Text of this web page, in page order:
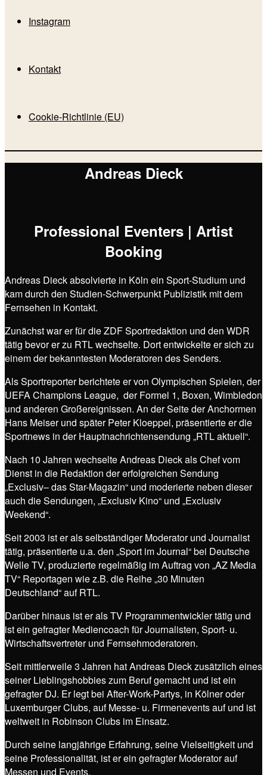
Instagram
Kontakt
Cookie-Richtlinie (EU)
Andreas Dieck
Professional Eventers | Artist
Booking
Andreas Dieck absolvierte in Köln ein Sport-Studium und
kam durch den Studien-Schwerpunkt Publizistik mit dem
Fernsehen in Kontakt.
Zunächst war er für die ZDF Sportredaktion und den WDR
tätig bevor er zu RTL wechselte. Dort entwickelte er sich zu
einem der bekanntesten Moderatoren des Senders.
Als Sportreporter berichtete er von Olympischen Spielen, der
UEFA Champions League, der Formel 1, Boxen, Wimbledon
und anderen Großereignissen. An der Seite der Anchormen
Hans Meiser und später Peter Kloeppel, präsentierte er die
Sportnews in der Hauptnachrichtensendung „RTL aktuell“.
Nach 10 Jahren wechselte Andreas Dieck als Chef vom
Dienst in die Redaktion der erfolgreichen Sendung
„Exclusiv– das Star-Magazin“ und moderierte neben dieser
auch die Sendungen, „Exclusiv Kino“ und „Exclusiv
Weekend“.
Seit 2003 ist er als selbständiger Moderator und Journalist
tätig, präsentierte u.a. den „Sport im Journal“ bei Deutsche
Welle TV, produzierte regelmäßig im Auftrag von „AZ Media
TV“ Reportagen wie z.B. die Reihe „30 Minuten
Deutschland“ auf RTL.
Darüber hinaus ist er als TV Programmentwickler tätig und
ist ein gefragter Mediencoach für Journalisten, Sport- u.
Wirtschaftsvertreter und Fernsehmoderatoren.
Seit mittlerweile 3 Jahren hat Andreas Dieck zusätzlich eines
seiner Lieblingshobbies zum Beruf gemacht und ist ein
gefragter DJ. Er legt bei After-Work-Partys, in Kölner oder
Luxemburger Clubs, auf Messe- u. Firmenevents auf und ist
weltweit in Robinson Clubs im Einsatz.
Durch seine langjährige Erfahrung, seine Vielseitigkeit und
seine Professionalität, ist er ein gefragter Moderator auf
Messen und Events.